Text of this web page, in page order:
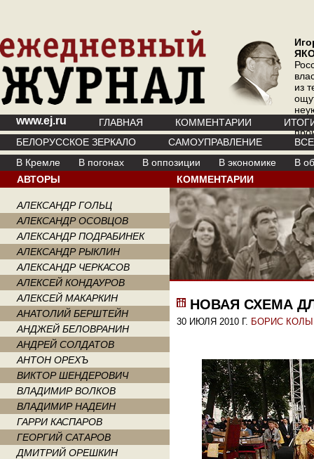
из
где
www.ej.ru ГЛАВНАЯ КОММЕНТАРИИ
БЕЛОРУССКОЕ ЗЕРКАЛО
САМОУПРАВЛЕНИЕ
В Кремле
В погонах В оппозиции В экономике
В
АВТОРЫ
АЛЕКСАНДР ГОЛЬЦ
АЛЕКСАНДР ОСОВЦОВ
АЛЕКСАНДР ПОДРАБИНЕК
АЛЕКСАНДР РЫКЛИН
АЛЕКСАНДР ЧЕРКАСОВ
АЛЕКСЕЙ КОНДАУРОВ
АЛЕКСЕЙ МАКАРКИН
АНАТОЛИЙ БЕРШТЕЙН
АНДЖЕЙ БЕЛОВРАНИН
АНДРЕЙ СОЛДАТОВ
АНТОН ОРЕХЪ
ВИКТОР ШЕНДЕРОВИЧ
ВЛАДИМИР ВОЛКОВ
ВЛАДИМИР НАДЕИН
ГАРРИ КАСПАРОВ
ГЕОРГИЙ САТАРОВ
ДМИТРИЙ ОРЕШКИН
КОММЕНТАРИИ
НОВАЯ СХЕМА
30 ИЮЛЯ 2010 Г. БОРИС